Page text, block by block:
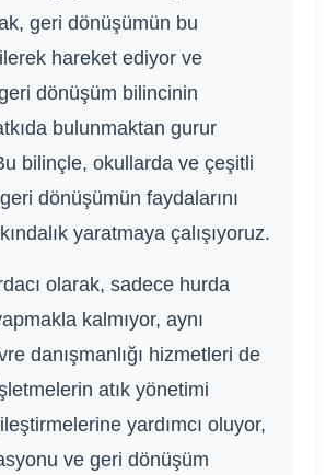
geri dönüşümün bu
hareket ediyor ve
dönüşüm bilincinin
bulunmaktan gurur
bilinçle, okullarda ve çeşitli
dönüşümün faydalarını
yaratmaya çalışıyoruz.
olarak, sadece hurda
kalmıyor, aynı
danışmanlığı hizmetleri de
atık yönetimi
yardımcı oluyor,
ve geri dönüşüm